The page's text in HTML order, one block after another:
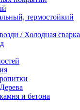
термостойкий
/ Холодная сварка
и бетона